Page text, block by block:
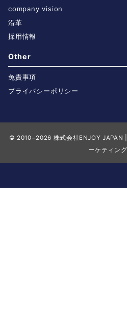
company vision
沿革
採用情報
Other
免責事項
プライバシーポリシー
© 2010−2026 株式会社ENJOY JAPAN
ーケティン